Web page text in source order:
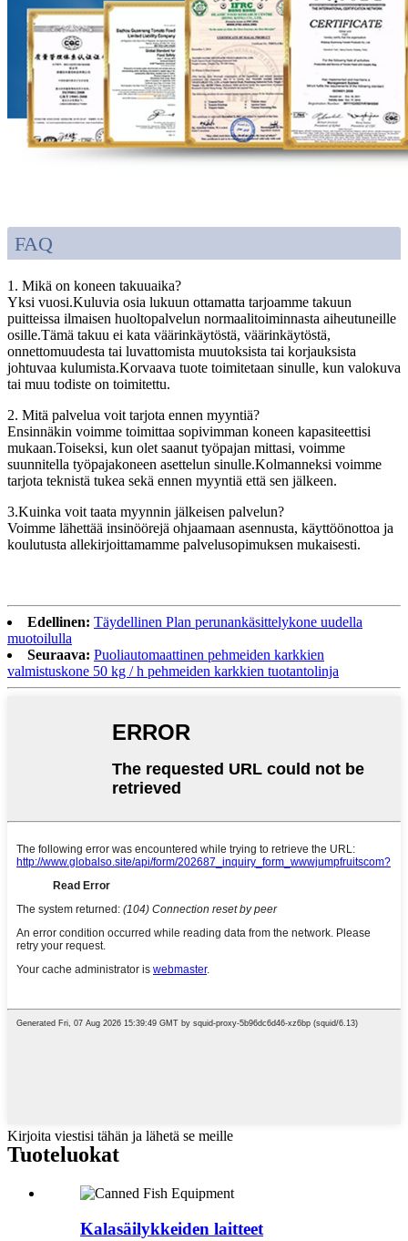
FAQ
1. Mikä on koneen takuuaika?
Yksi vuosi.Kuluvia osia lukuun ottamatta tarjoamme takuun
puitteissa ilmaisen huoltopalvelun normaalitoiminnasta aiheutuneille
osille.Tämä takuu ei kata väärinkäytöstä, väärinkäytöstä,
onnettomuudesta tai luvattomista muutoksista tai korjauksista
johtuvaa kulumista.Korvaava tuote toimitetaan sinulle, kun valokuva
tai muu todiste on toimitettu.
2. Mitä palvelua voit tarjota ennen myyntiä?
Ensinnäkin voimme toimittaa sopivimman koneen kapasiteettisi
mukaan.Toiseksi, kun olet saanut työpajan mittasi, voimme
suunnitella työpajakoneen asettelun sinulle.Kolmanneksi voimme
tarjota teknistä tukea sekä ennen myyntiä että sen jälkeen.
3.Kuinka voit taata myynnin jälkeisen palvelun?
Voimme lähettää insinöörejä ohjaamaan asennusta, käyttöönottoa ja
koulutusta allekirjoittamamme palvelusopimuksen mukaisesti.
Edellinen: Täydellinen Plan perunankäsittelykone uudella
muotoilulla
Seuraava: Puoliautomaattinen pehmeiden karkkien
valmistuskone 50 kg / h pehmeiden karkkien tuotantolinja
Kirjoita viestisi tähän ja lähetä se meille
Tuoteluokat
Kalasäilykkeiden laitteet